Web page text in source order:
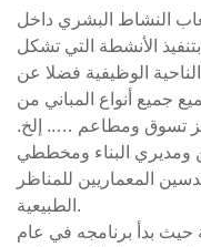
النشاط البشري داخل
بتنفيذ الأنشطة التي تشكل
الوظيفية فضلا عن
جميع أنواع المباني من
تسوق ومطاعم ….. إلخ.
ومديري البناء ومخططي
المعماريين للمناظر
الطبيعية.
حيث بدأ برنامجه في عام